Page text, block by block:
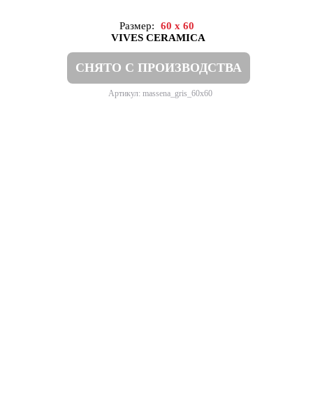
Размер:
60 x 60
VIVES CERAMICA
СНЯТО С ПРОИЗВОДСТВА
Артикул: massena_gris_60x60